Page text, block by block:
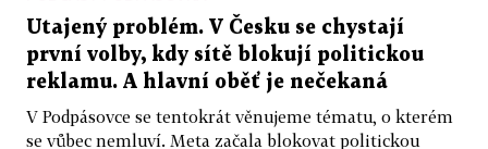
Utajený problém. V Česku se chystají
první volby, kdy sítě blokují politickou
reklamu. A hlavní oběť je nečekaná
V Podpásovce se tentokrát věnujeme tématu, o kterém
se vůbec nemluví. Meta začala blokovat politickou